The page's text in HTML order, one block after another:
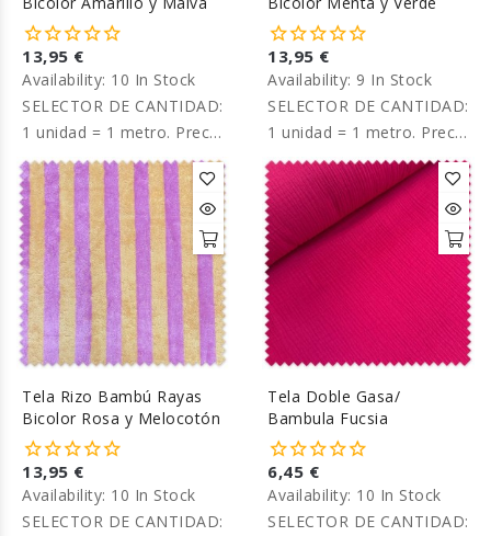
13,95 €
Availability: 10 In Stock
SELECTOR DE CANTIDAD:
1 unidad = 1 metro. Precio
por metro.
13,95 €
Availability: 9 In Stock
SELECTOR DE CANTIDAD:
1 unidad = 1 metro. Precio
por metro.
Tela Rizo Bambú Rayas
Bicolor Rosa y Melocotón
13,95 €
Availability: 10 In Stock
SELECTOR DE CANTIDAD:
Tela Doble Gasa/
Bambula Fucsia
6,45 €
Availability: 10 In Stock
SELECTOR DE CANTIDAD: